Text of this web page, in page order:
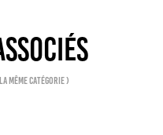
même catégorie )